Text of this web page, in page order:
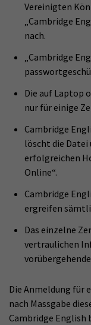
Vereinigten
„Cambridge
nach.
„Cambridge
Die auf Laptop
nur für einige
Cambridge
löscht die
erfolgreichen
Online“.
Cambridge
ergreifen
Das einzelne
vertraulichen
Die Anmeldung für
nach Massgabe
Cambridge English